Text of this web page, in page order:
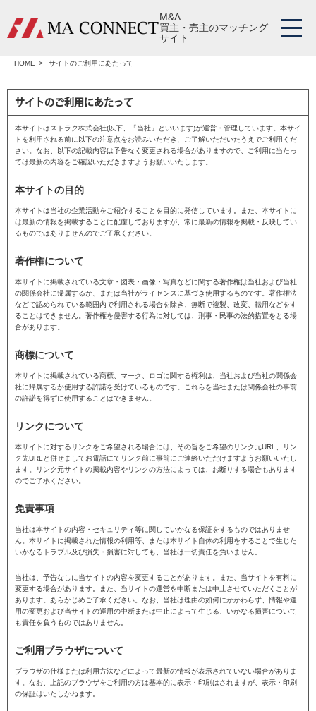
M&A
買主・売主のマッチング
サイト
HOME サイトのご利用にあたって
サイトのご利用にあたって
本サイトはストラク株式会社(以下、「当社」といいます)が運営・管理しています。本サイ
トを利用される前に以下の注意点をお読みいただき、ご了解いただいたうえでご利用くだ
さい。なお、以下の記載内容は予告なく変更される場合がありますので、ご利用に当たっ
ては最新の内容をご確認いただきますようお願いいたします。
本サイトの目的
本サイトは当社の企業活動をご紹介することを目的に発信しています。また、本サイトに
は最新の情報を掲載することに配慮しておりますが、常に最新の情報を掲載・反映してい
るものではありませんのでご了承ください。
著作権について
本サイトに掲載されている文章・図表・画像・写真などに関する著作権は当社および当社
の関係会社に帰属するか、または当社がライセンスに基づき使用するものです。著作権法
などで認められている範囲内で利用される場合を除き、無断で複製、改変、転用などをす
ることはできません。著作権を侵害する行為に対しては、刑事・民事の法的措置をとる場
合があります。
商標について
本サイトに掲載されている商標、マーク、ロゴに関する権利は、当社および当社の関係会
社に帰属するか使用する許諾を受けているものです。これらを当社または関係会社の事前
の許諾を得ずに使用することはできません。
リンクについて
本サイトに対するリンクをご希望される場合には、その旨をご希望のリンク元URL、リン
ク先URLと併せましてお電話にてリンク前に事前にご連絡いただけますようお願いいたし
ます。リンク元サイトの掲載内容やリンクの方法によっては、お断りする場合もあります
のでご了承ください。
免責事項
当社は本サイトの内容・セキュリティ等に関していかなる保証をするものではありませ
ん。本サイトに掲載された情報の利用等、または本サイト自体の利用をすることで生じた
いかなるトラブル及び損失・損害に対しても、当社は一切責任を負いません。
当社は、予告なしに当サイトの内容を変更することがあります。また、当サイトを有料に
変更する場合があります。また、当サイトの運営を中断または中止させていただくことが
あります。あらかじめご了承ください。なお、当社は理由の如何にかかわらず、情報や運
用の変更および当サイトの運用の中断または中止によって生じる、いかなる損害について
も責任を負うものではありません。
ご利用ブラウザについて
ブラウザの仕様または利用方法などによって最新の情報が表示されていない場合がありま
す。なお、上記のブラウザをご利用の方は基本的に表示・印刷はされますが、表示・印刷
の保証はいたしかねます。